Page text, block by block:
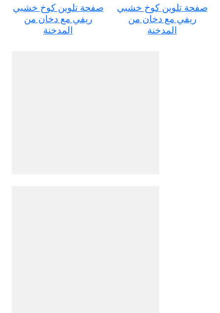
صفحة تلوين كوخ خشبي
ريفي مع دخان من
المدخنة
صفحة تلوين كوخ خشبي
ريفي مع دخان من
المدخنة